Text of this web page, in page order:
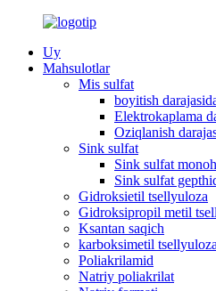
Uy
Mahsulotlar
Mis sulfat
boyitish
Elektrokaplama
Oziqlanish
Sink sulfat
Sink sulfat
Sink sulfat
Gidroksietil tsellyuloza
Gidroksipropil metil
Ksantan saqich
karboksimetil tsellyuloza
Poliakrilamid
Natriy poliakrilat